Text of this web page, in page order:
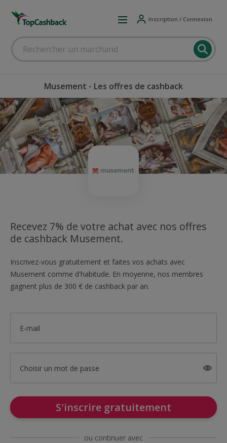
Inscription / Connexion
Musement - Les offres de cashback
Recevez 7% de votre achat avec nos offres
de cashback Musement.
Inscrivez-vous gratuitement et faites vos achats avec
Musement comme d'habitude. En moyenne, nos membres
gagnent plus de 300 € de cashback par an.
E-mail
Choisir un mot de passe
S'inscrire gratuitement
ou continuer avec